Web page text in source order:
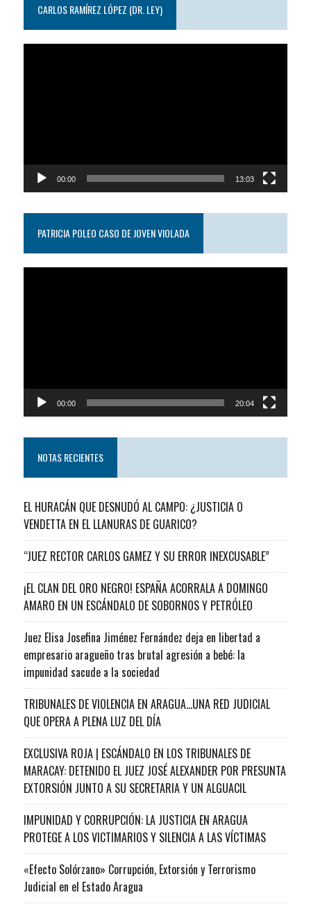
CARLOS RAMÍREZ LÓPEZ (DR. LEY)
00:00 13:03
PATRICIA POLEO CASO DE JOVEN VIOLADA
00:00 20:04
NOTAS RECIENTES
EL HURACÁN QUE DESNUDÓ AL CAMPO: ¿JUSTICIA O
VENDETTA EN EL LLANURAS DE GUARICO?
“JUEZ RECTOR CARLOS GAMEZ Y SU ERROR INEXCUSABLE”
¡EL CLAN DEL ORO NEGRO! ESPAÑA ACORRALA A DOMINGO
AMARO EN UN ESCÁNDALO DE SOBORNOS Y PETRÓLEO
Juez Elisa Josefina Jiménez Fernández deja en libertad a
empresario aragueño tras brutal agresión a bebé: la
impunidad sacude a la sociedad
TRIBUNALES DE VIOLENCIA EN ARAGUA…UNA RED JUDICIAL
QUE OPERA A PLENA LUZ DEL DÍA
EXCLUSIVA ROJA | ESCÁNDALO EN LOS TRIBUNALES DE
MARACAY: DETENIDO EL JUEZ JOSÉ ALEXANDER POR PRESUNTA
EXTORSIÓN JUNTO A SU SECRETARIA Y UN ALGUACIL
IMPUNIDAD Y CORRUPCIÓN: LA JUSTICIA EN ARAGUA
PROTEGE A LOS VICTIMARIOS Y SILENCIA A LAS VÍCTIMAS
«Efecto Solórzano» Corrupción, Extorsión y Terrorismo
Judicial en el Estado Aragua